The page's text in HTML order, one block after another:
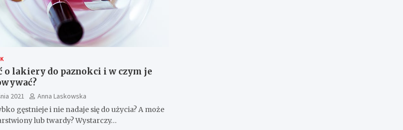
o lakiery do paznokci i w czym je
2021
Anna Laskowska
gęstnieje i nie nadaje się do użycia? A może
lub twardy? Wystarczy…